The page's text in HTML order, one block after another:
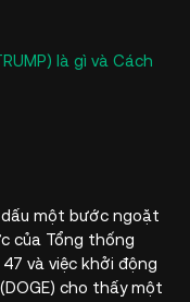
là gì và Cách
một bước ngoặt
của Tổng thống
và việc khởi động
cho thấy một